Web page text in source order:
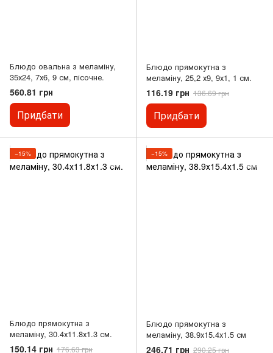
Блюдо овальна з меламіну,
35х24, 7х6, 9 см, пісочне.
560.81 грн
Придбати
Блюдо прямокутна з
меламіну, 25,2 х9, 9х1, 1 см.
116.19 грн 136.69 грн
Придбати
−15%
Блюдо прямокутна з
меламіну, 30.4х11.8х1.3 см.
150.14 грн 176.63 грн
−15%
Блюдо прямокутна з
меламіну, 38.9х15.4х1.5 см
246.71 грн 290.25 грн